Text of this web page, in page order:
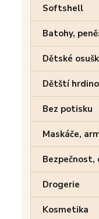
Softshell
Batohy,
Dětské
Dětští
Bez potisku
Maskáče,
Bezpečnost,
Drogerie
Kosmetika